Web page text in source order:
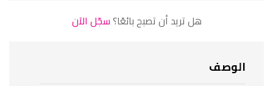
هل تريد أن تصبح بائعًا؟سجّل الآن
الوصف